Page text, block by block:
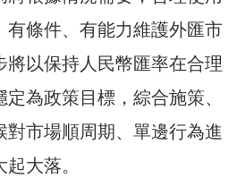
有條件、有能力維護外匯市
以保持人民幣匯率在合理
為政策目標，綜合施策、
市場順周期、單邊行為進
大落。